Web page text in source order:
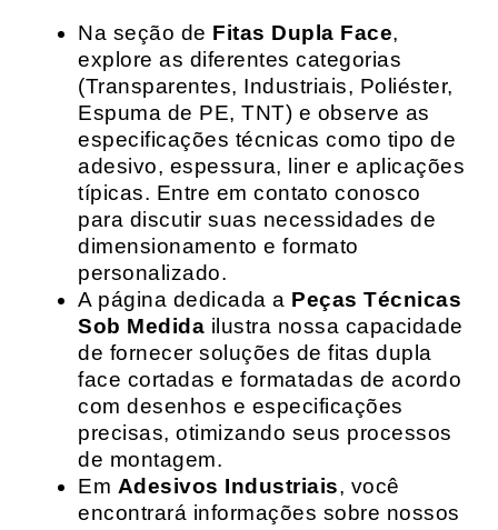
Na seção de Fitas Dupla Face,
explore as diferentes categorias
(Transparentes, Industriais, Poliéster,
Espuma de PE, TNT) e observe as
especificações técnicas como tipo de
adesivo, espessura, liner e aplicações
típicas. Entre em contato conosco
para discutir suas necessidades de
dimensionamento e formato
personalizado.
A página dedicada a Peças Técnicas
Sob Medida ilustra nossa capacidade
de fornecer soluções de fitas dupla
face cortadas e formatadas de acordo
com desenhos e especificações
precisas, otimizando seus processos
de montagem.
Em Adesivos Industriais, você
encontrará informações sobre nossos